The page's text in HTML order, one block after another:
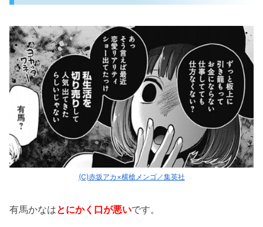
(C)赤坂アカ×横槍メンゴ／集英社
有馬かなはとにかく口が悪いです。